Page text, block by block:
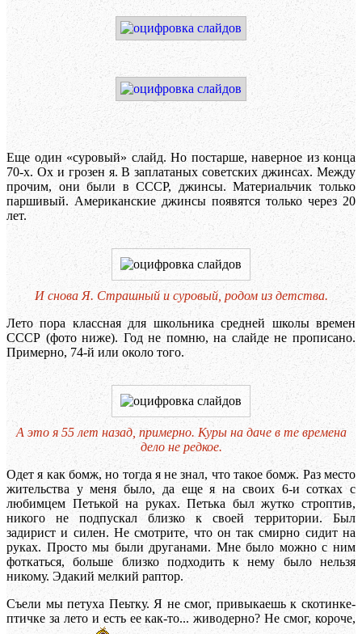
Еще один «суровый» слайд. Но постарше, наверное из конца
70-х. Ох и грозен я. В заплатаных советских джинсах. Между
прочим, они были в СССР, джинсы. Материальчик только
паршивый. Американские джинсы появятся только через 20
лет.
И снова Я. Страшный и суровый, родом из детства.
Лето пора классная для школьника средней школы времен
СССР (фото ниже). Год не помню, на слайде не прописано.
Примерно, 74-й или около того.
А это я 55 лет назад, примерно. Куры на даче в те времена
дело не редкое.
Одет я как бомж, но тогда я не знал, что такое бомж. Раз место
жительства у меня было, да еще я на своих 6-и сотках с
любимцем Петькой на руках. Петька был жутко строптив,
никого не подпускал близко к своей территории. Был
задирист и силен. Не смотрите, что он так смирно сидит на
руках. Просто мы были друганами. Мне было можно с ним
фоткаться, больше близко подходить к нему было нельзя
никому. Эдакий мелкий раптор.
Съели мы петуха Пеьтку. Я не смог, привыкаешь к скотинке-
птичке за лето и есть ее как-то... живодерно? Не смог, короче,